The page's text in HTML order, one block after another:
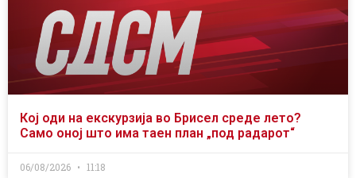
Кој оди на екскурзија во Брисел среде лето?
Само оној што има таен план „под радарот“
06/08/2026 11:18